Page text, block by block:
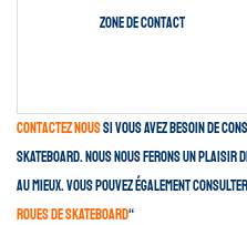
Zone de contact
Contactez noussi vous avez besoin de
skateboard. Nous nous ferons un plaisir
au mieux. Vous pouvez également
roues de skateboard“